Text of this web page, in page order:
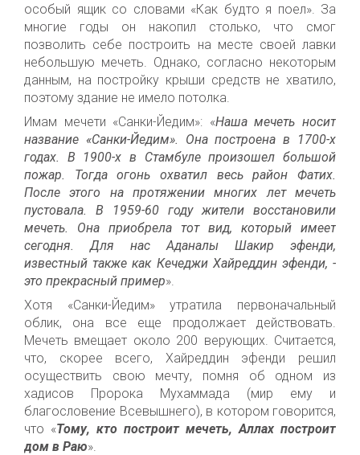
особый ящик со словами «Как будто я поел». За
многие годы он накопил столько, что смог
позволить себе построить на месте своей лавки
небольшую мечеть. Однако, согласно некоторым
данным, на постройку крыши средств не хватило,
поэтому здание не имело потолка.
Имам мечети «Санки-Йедим»: «Наша мечеть носит
название «Санки-Йедим». Она построена в 1700-х
годах. В 1900-х в Стамбуле произошел большой
пожар. Тогда огонь охватил весь район Фатих.
После этого на протяжении многих лет мечеть
пустовала. В 1959-60 годужители восстановили
мечеть. Она приобрела тотвид, который имеет
сегодня. Для нас Аданалы Шакир эфенди,
известный также как Кечеджи Хайреддин эфенди, -
это прекрасный пример».
Хотя «Санки-Йедим»утратила первоначальный
облик, она все еще продолжает действовать.
Мечеть вмещает около 200 верующих. Считается,
что, скорее всего, Хайреддин эфенди решил
осуществить свою мечту, помня об одном из
хадисов Пророка Мухаммада (мир ему и
благословение Всевышнего), в котором говорится,
что «Тому, кто построит мечеть, Аллах построит
дом в Раю».